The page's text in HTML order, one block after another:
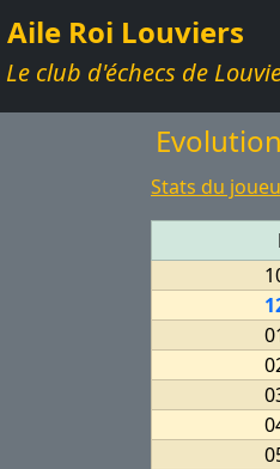
Aile Roi Louviers
Le club d'échecs de
Stats du